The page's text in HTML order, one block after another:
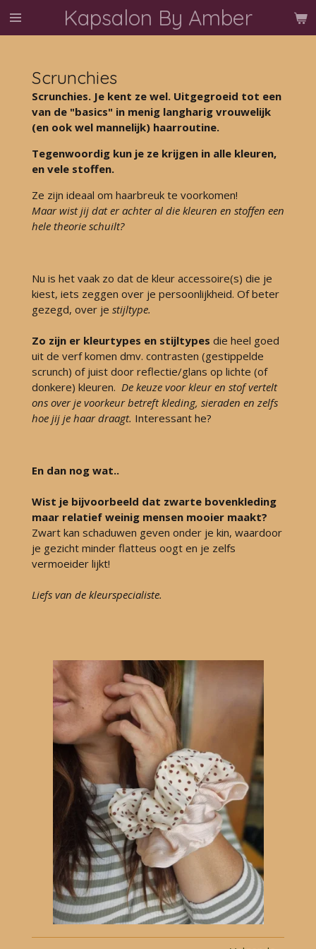
Ga
hoofdinhoud
Kapsalon By Amber
Scrunchies
Scrunchies. Je kent ze wel. Uitgegroeid tot een
van de "basics" in menig langharig vrouwelijk
(en ook wel mannelijk) haarroutine.
Tegenwoordig kun je ze krijgen in alle kleuren,
en vele stoffen.
Ze zijn ideaal om haarbreuk te voorkomen!
Maar wist jij dat er achter al die kleuren en stoffen een
hele theorie schuilt?
Nu is het vaak zo dat de kleur accessoire(s) die je
kiest, iets zeggen over je persoonlijkheid. Of beter
gezegd, over je stijltype.
Zo zijn er kleurtypes en stijltypes die heel goed
uit de verf komen dmv. contrasten (gestippelde
scrunch) of juist door reflectie/glans op lichte (of
donkere) kleuren. De keuze voor kleur en stof vertelt
ons over je voorkeur betreft kleding, sieraden en zelfs
hoe jij je haar draagt. Interessant he?
En dan nog wat..
Wist je bijvoorbeeld dat zwarte bovenkleding
maar relatief weinig mensen mooier maakt?
Zwartkan schaduwen geven onder je kin, waardoor
je gezicht minder flatteus oogt en je zelfs
vermoeider lijkt!
Liefs van de kleurspecialiste.